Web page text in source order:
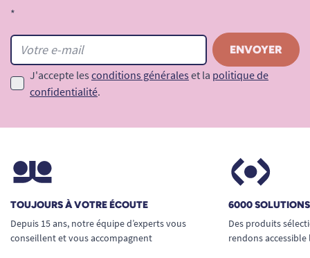
*
J'accepte les conditions générales et la politique de
confidentialité.
TOUJOURS À VOTRE ÉCOUTE
Depuis 15 ans, notre équipe d’experts vous
conseillent et vous accompagnent
6000
Des produits
rendons